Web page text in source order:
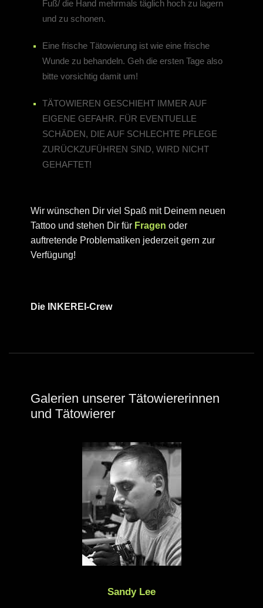
Fuß/ die Hand mehrmals täglich hoch zu lagern
und zu schonen.
Eine frische Tätowierung ist wie eine frische
Wunde zu behandeln. Geh die ersten Tage also
bitte vorsichtig damit um!
TÄTOWIEREN GESCHIEHT IMMER AUF
EIGENE GEFAHR. FÜR EVENTUELLE
SCHÄDEN, DIE AUF SCHLECHTE PFLEGE
ZURÜCKZUFÜHREN SIND, WIRD NICHT
GEHAFTET!
Wir wünschen Dir viel Spaß mit Deinem neuen
Tattoo und stehen Dir für Fragen oder
auftretende Problematiken jederzeit gern zur
Verfügung!
Die INKEREI-Crew
Galerien unserer Tätowiererinnen
und Tätowierer
Sandy Lee